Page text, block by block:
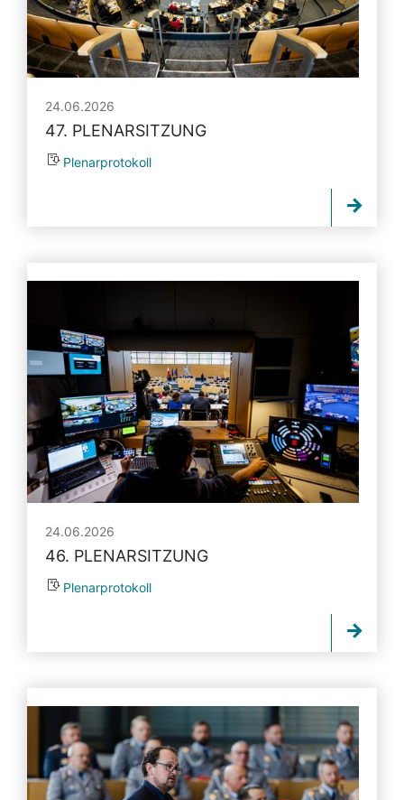
24.06.2026
47. PLENARSITZUNG
Plenarprotokoll
24.06.2026
46. PLENARSITZUNG
Plenarprotokoll